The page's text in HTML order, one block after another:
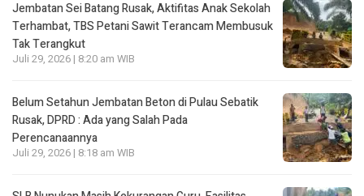
Jembatan Sei Batang Rusak, Aktifitas Anak Sekolah
Terhambat, TBS Petani Sawit Terancam Membusuk
Tak Terangkut
Juli 29, 2026 | 8:20 am WIB
Belum Setahun Jembatan Beton di Pulau Sebatik
Rusak, DPRD : Ada yang Salah Pada
Perencanaannya
Juli 29, 2026 | 8:18 am WIB